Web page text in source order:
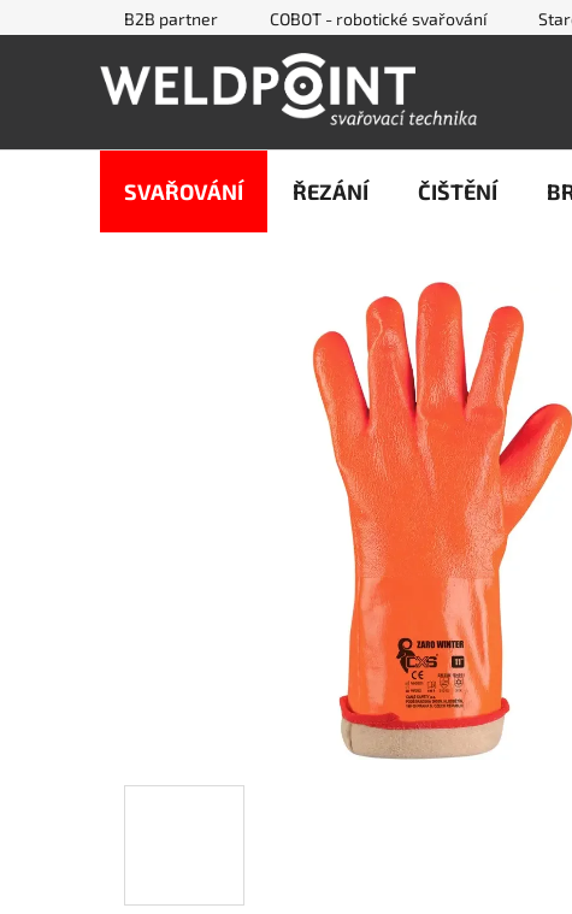
na
B2B partner COBOT - robotické svařování
SVAŘOVÁNÍ ŘEZÁNÍ ČIŠTĚNÍ